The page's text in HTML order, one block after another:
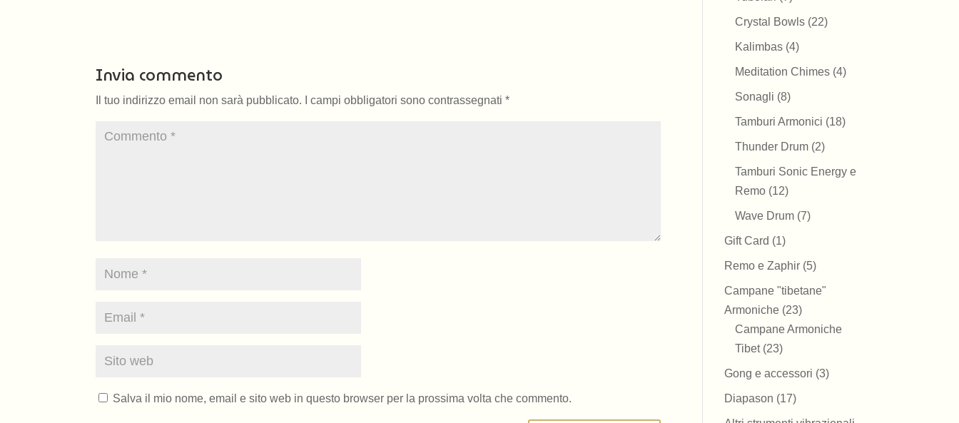
Invia commento
Il tuo indirizzo email non sarà pubblicato. I campi obbligatori sono contrassegnati*
Salva il mio nome, email e sito web in questo browser per la prossima volta che commento.
prodotti
Crystal Bowls 2222
Kalimbas 44
prodotti
Meditation Chimes 44
Sonagli 88
prodotti
Tamburi Armonici 1818
Thunder Drum 22
Tamburi Sonic Energy e
Remo 1212
prodotti
Wave Drum 77
Gift Card 11
prodotto
Remo e Zaphir 55
prodotti
Campane "tibetane"
Armoniche 2323
prodotti
Campane Armoniche
Tibet 2323
prodotti
Gong e accessori 33
Diapason 1717
prodotti